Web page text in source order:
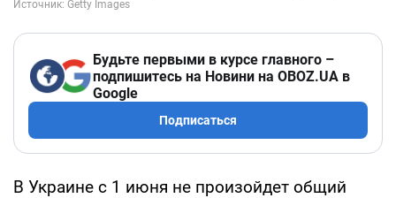
Будьте первыми в курсе главного –
подпишитесь на Новини на OBOZ.UA в
Google
Подписаться
В Украине с 1 июня не произойдет общий